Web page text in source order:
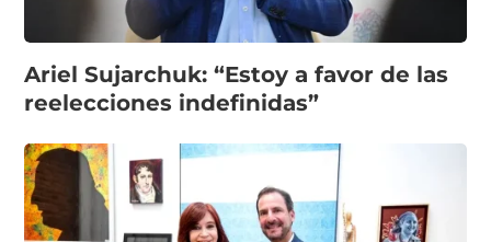
Ariel Sujarchuk: “Estoy a favor de las
reelecciones indefinidas”